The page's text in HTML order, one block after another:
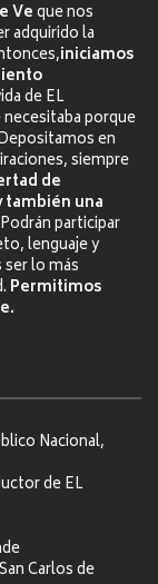
Veque nos
adquirido la
iniciamos
de EL
necesitaba porque
en
siempre
de
también una
Podrán participar
lenguaje y
lo más
Permitimos
Nacional,
de EL
Carlos de